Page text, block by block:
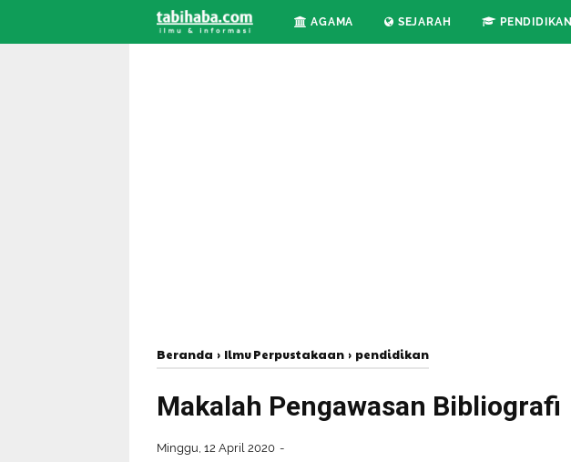
AGAMA SEJARAH PENDIDIKAN
Beranda › Ilmu Perpustakaan › pendidikan
Makalah Pengawasan Bibliografi
Minggu, 12 April 2020